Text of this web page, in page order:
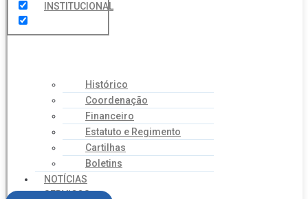
INSTITUCIONAL
Histórico
Coordenação
Financeiro
Estatuto e Regimento
Cartilhas
Boletins
NOTÍCIAS
SERVIÇOS